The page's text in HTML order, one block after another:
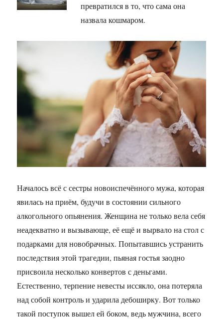
превратился в то, что сама она
назвала кошмаром.
Началось всё с сестры новоиспечённого мужа, которая
явилась на приём, будучи в состоянии сильного
алкогольного опьянения. Женщина не только вела себя
неадекватно и вызывающе, её ещё и вырвало на стол с
подарками для новобрачных. Попытавшись устранить
последствия этой трагедии, пьяная гостья заодно
присвоила несколько конвертов с деньгами.
Естественно, терпение невесты иссякло, она потеряла
над собой контроль и ударила дебоширку. Вот только
такой поступок вышел ей боком, ведь мужчина, всего